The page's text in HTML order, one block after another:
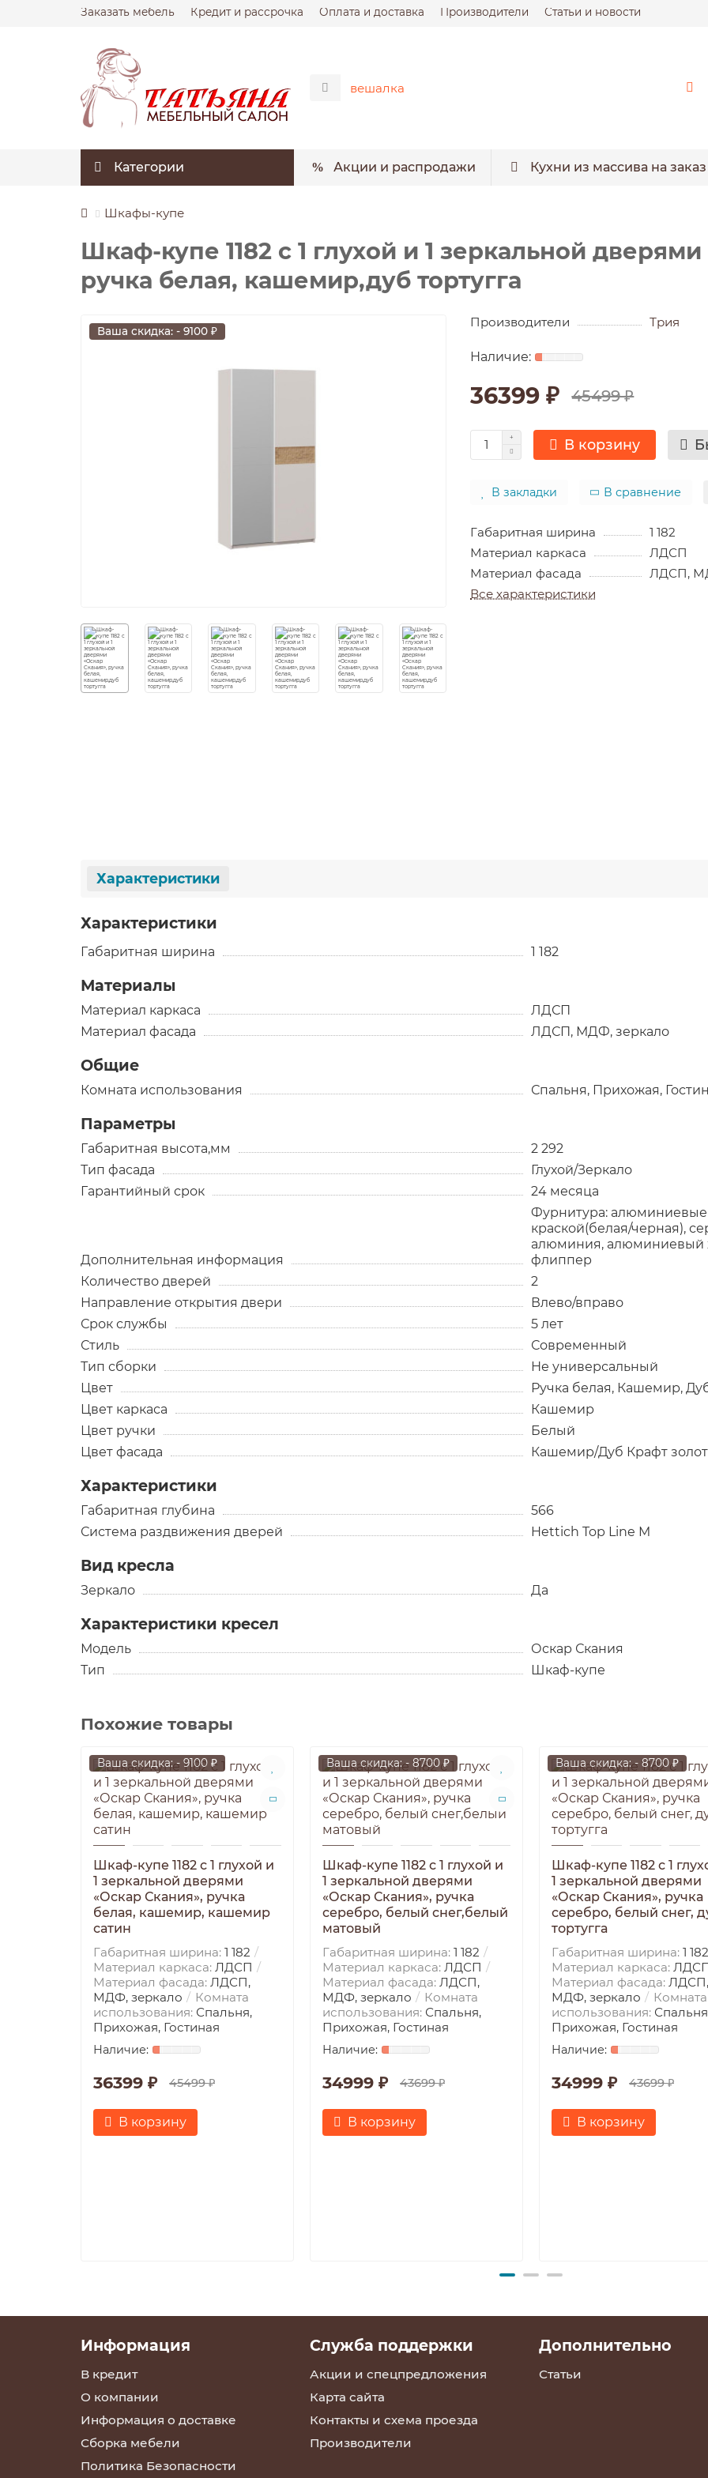
Заказать мебель Кредит и рассрочка Оплата и доставка Производители Статьи и новости
Категории Акции и распродажи Кухни из массива на заказ
Шкафы-купе
Шкаф-купе 1182 с 1 глухой и 1 зеркальной
ручка белая, кашемир,дуб тортугга
Ваша скидка: - 9100 ₽
Производители Трия
36399 ₽ 45499 ₽
В корзину
В закладки В сравнение
Габаритная ширина
1 182
Материал каркаса
ЛДСП
Материал фасада
ЛДСП,
Все характеристики
Характеристики
Характеристики
Габаритная ширина 1 182
Материалы
Материал каркаса
ЛДСП
Материал фасада
ЛДСП, МДФ, зеркало
Общие
Комната использования Спальня, Прихожая,
Параметры
Габаритная высота,мм
2 292
Тип фасада
Глухой/Зеркало
Гарантийный срок
24 месяца
Дополнительная информация
Фурнитура:
краской(белая/черная),
алюминия, алюминиевый
флиппер
Количество дверей
2
Направление открытия двери
Влево/вправо
Срок службы
5 лет
Стиль
Современный
Тип сборки
Не универсальный
Цвет
Ручка белая, Кашемир,
Цвет каркаса
Кашемир
Цвет ручки
Белый
Цвет фасада
Кашемир/Дуб Крафт
Характеристики
Габаритная глубина
566
Система раздвижения дверей
Hettich Top Line M
Вид кресла
Зеркало Да
Характеристики кресел
Модель
Оскар Скания
Тип
Шкаф-купе
Похожие товары
Ваша скидка: - 9100 ₽
Шкаф-купе 1182 с 1 глухой и
1 зеркальной дверями
«Оскар Скания», ручка
белая, кашемир, кашемир
сатин
Габаритная ширина: 1 182
Материал каркаса: ЛДСП
Материал фасада: ЛДСП,
МДФ, зеркало
Комната
использования: Спальня,
Прихожая, Гостиная
36399 ₽ 45499 ₽
В корзину
Ваша скидка: - 8700 ₽
Шкаф-купе 1182 с 1 глухой и
1 зеркальной дверями
«Оскар Скания», ручка
серебро, белый снег,белый
матовый
Габаритная ширина: 1 182
Материал каркаса: ЛДСП
Материал фасада: ЛДСП,
МДФ, зеркало
Комната
использования: Спальня,
Прихожая, Гостиная
34999 ₽ 43699 ₽
В корзину
Ваша скидка: - 8700 ₽
Шкаф-купе 1182 с 1
1 зеркальной дверями
«Оскар Скания», ручка
серебро, белый снег,
тортугга
Габаритная ширина: 1 182
Материал каркаса:
Материал фасада: ЛДСП,
МДФ, зеркало
Комната
использования:
Прихожая, Гостиная
34999 ₽ 43699 ₽
В корзину
Информация
В кредит
О компании
Информация о доставке
Сборка мебели
Политика Безопасности
Служба поддержки
Акции и спецпредложения
Карта сайта
Контакты и схема проезда
Производители
Дополнительно
Статьи